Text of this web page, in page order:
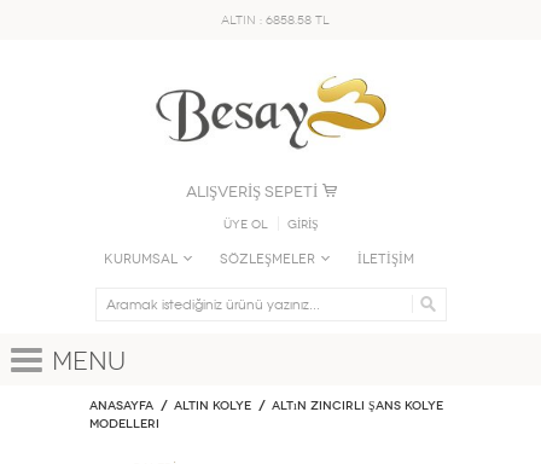
ALTIN : 6858.58 TL
ALIŞVERİŞ SEPETİ
Üye Ol GİRİŞ
KURUMSAL SÖZLEŞMELER İLETİŞİM
Menu
Anasayfa ALTIN KOLYE
Altın Zincirli Şans Kolye
Modelleri